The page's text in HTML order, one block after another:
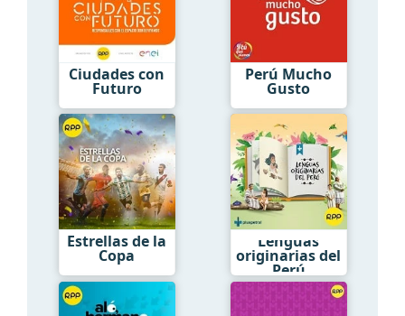
Ciudades con
Futuro
Perú Mucho
Gusto
Estrellas de la
Copa
Lenguas
originarias del
Perú